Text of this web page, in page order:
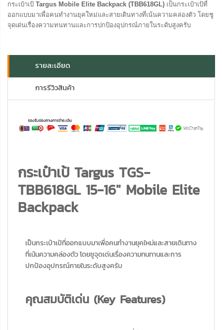
กระเป๋าเป้ Targus Mobile Elite Backpack (TBB618GL) เป็นกระเป๋าเป้ที่
ออกแบบมาเพื่อคนทำงานยุคใหม่และสายเดินทางที่เน้นความคล่องตัว โดยชู
จุดเด่นเรื่องความทนทานและการปกป้องอุปกรณ์ภายในระดับสูงครับ
รายละเอียด
การรีวิวสินค้า
กระเป๋าเป้ Targus TGS-
TBB618GL 15-16" Mobile Elite
Backpack
เป็นกระเป๋าเป้ที่ออกแบบมาเพื่อคนทำงานยุคใหม่และสายเดินทาง
ที่เน้นความคล่องตัว โดยชูจุดเด่นเรื่องความทนทานและการ
ปกป้องอุปกรณ์ภายในระดับสูงครับ
คุณสมบัติเด่น (Key Features)